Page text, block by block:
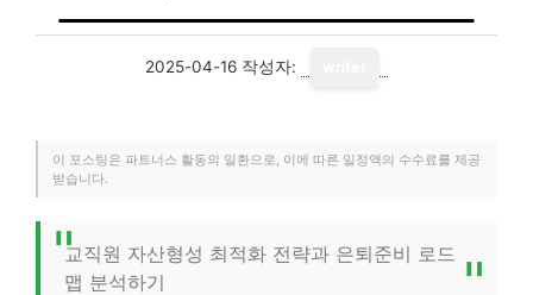
2025-04-16 작성자:
이 포스팅은 파트너스 활동의 일환으로, 이에 따른 일정액의 수수료를 제공
받습니다.
교직원 자산형성 최적화 전략과 은퇴준비 로드
맵 분석하기